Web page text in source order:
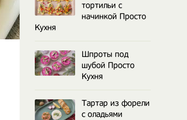
тортильи с
начинкой Просто
Кухня
Шпроты под
шубой Просто
Кухня
Тартар из форели
с оладьями